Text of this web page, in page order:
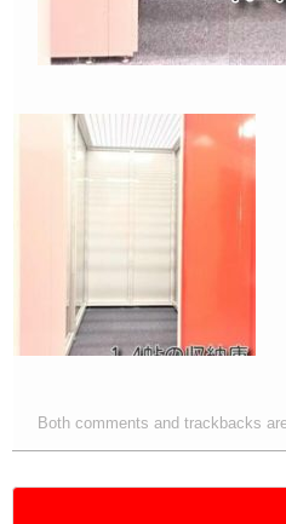
Both comments and trackbacks